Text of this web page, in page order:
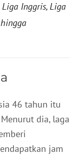
Liga Inggris, Liga
46 tahun itu
dia, laga
jam